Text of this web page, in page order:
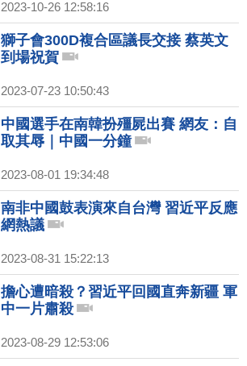
2023-10-26 12:58:16
獅子會300D複合區議長交接 蔡英文
到場祝賀
2023-07-23 10:50:43
中國選手在南韓扮殭屍出賽 網友：自
取其辱｜中國一分鐘
2023-08-01 19:34:48
南非中國鼓表演來自台灣 習近平反應
網熱議
2023-08-31 15:22:13
擔心遭暗殺？習近平回國直奔新疆 軍
中一片肅殺
2023-08-29 12:53:06